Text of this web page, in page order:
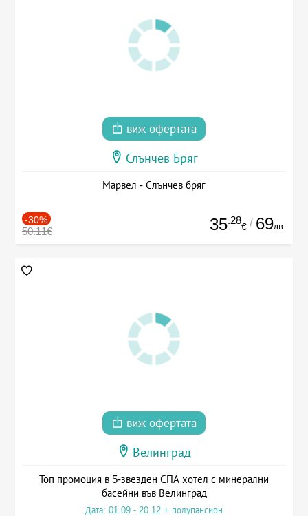
виж офертата
Слънчев Бряг
Марвел - Слънчев бряг
-30%
50.11€ 35.28
€ / 69лв.
виж офертата
Велинград
Топ промоция в 5-звезден СПА хотел с минерални
басейни във Велинград
Дата: 01.09 - 20.12 + полупансион